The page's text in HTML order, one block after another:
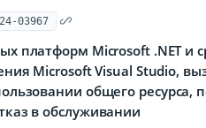
03967
платформ Microsoft .NET и
Microsoft Visual Studio,
общего ресурса,
в обслуживании